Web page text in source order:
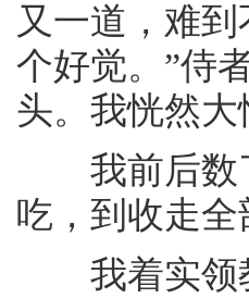
又一道，难
个好觉。”侍
头。我恍然
我前后数了
吃，到收走
我着实领教